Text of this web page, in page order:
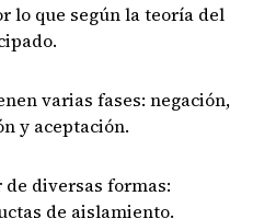
lo que según la teoría del
varias fases: negación,
y aceptación.
diversas formas:
de aislamiento.